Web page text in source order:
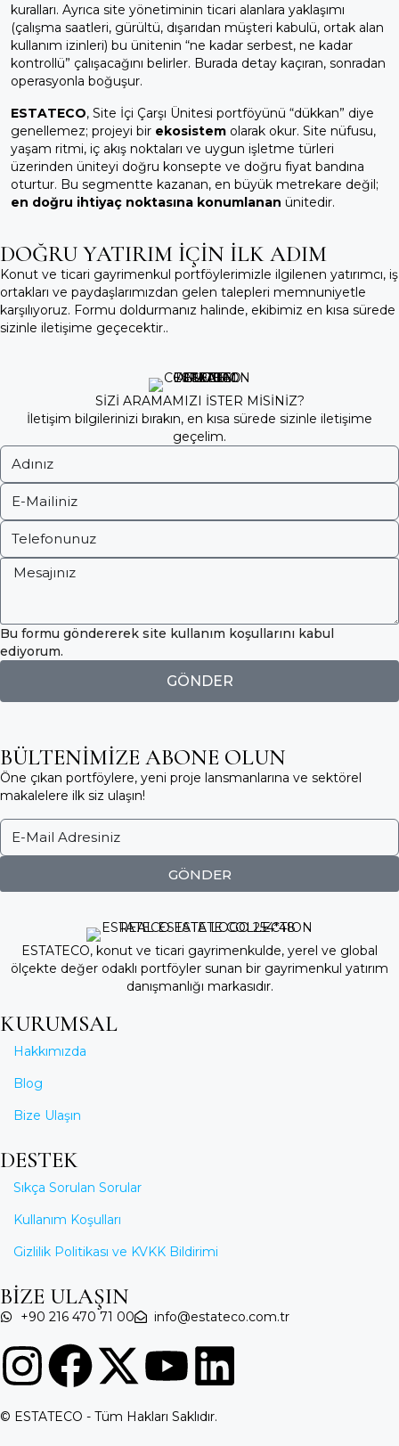
kuralları. Ayrıca site yönetiminin ticari alanlara yaklaşımı
(çalışma saatleri, gürültü, dışarıdan müşteri kabulü, ortak alan
kullanım izinleri) bu ünitenin “ne kadar serbest, ne kadar
kontrollü” çalışacağını belirler. Burada detay kaçıran, sonradan
operasyonla boğuşur.
ESTATECO, Site İçi Çarşı Ünitesi portföyünü “dükkan” diye
genellemez; projeyi bir ekosistem olarak okur. Site nüfusu,
yaşam ritmi, iç akış noktaları ve uygun işletme türleri
üzerinden üniteyi doğru konsepte ve doğru fiyat bandına
oturtur. Bu segmentte kazanan, en büyük metrekare değil;
en doğru ihtiyaç noktasına konumlanan ünitedir.
DOĞRU YATIRIM İÇİN İLK ADIM
Konut ve ticari gayrimenkul portföylerimizle ilgilenen yatırımcı, iş
ortakları ve paydaşlarımızdan gelen talepleri memnuniyetle
karşılıyoruz. Formu doldurmanız halinde, ekibimiz en kısa sürede
sizinle iletişime geçecektir..
SİZİ ARAMAMIZI İSTER MİSİNİZ?
İletişim bilgilerinizi bırakın, en kısa sürede sizinle iletişime
geçelim.
Bu formu göndererek site kullanım koşullarını kabul
ediyorum.
GÖNDER
BÜLTENİMİZE ABONE OLUN
Öne çıkan portföylere, yeni proje lansmanlarına ve sektörel
makalelere ilk siz ulaşın!
GÖNDER
ESTATECO, konut ve ticari gayrimenkulde, yerel ve global
ölçekte değer odaklı portföyler sunan bir gayrimenkul yatırım
danışmanlığı markasıdır.
KURUMSAL
Hakkımızda
Blog
Bize Ulaşın
DESTEK
Sıkça Sorulan Sorular
Kullanım Koşulları
Gizlilik Politikası ve KVKK Bildirimi
BİZE ULAŞIN
+90 216 470 71 00 info@estateco.com.tr
© ESTATECO - Tüm Hakları Saklıdır.